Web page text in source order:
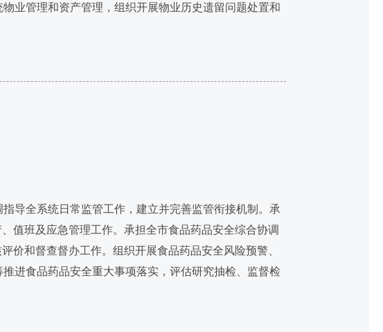
管理和资产管理，组织开展物业历史遗留问题处置和
全系统日常监管工作，建立并完善监管衔接机制。承
值班及应急管理工作。承担全市食品药品安全综合协调
价和督查督办工作。组织开展食品药品安全风险预警、
进食品药品安全重大事项落实，评估研究抽检、监督检